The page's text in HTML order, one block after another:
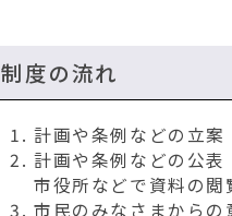
制度の流れ
計画や条例などの立案
計画や条例などの公表
市役所などで資料の
市民のみなさまからの